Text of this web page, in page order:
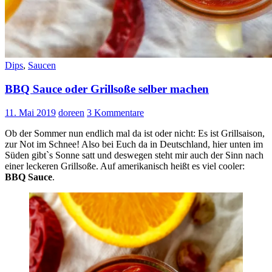
Dips, Saucen
BBQ Sauce oder Grillsoße selber machen
11. Mai 2019 doreen 3 Kommentare
Ob der Sommer nun endlich mal da ist oder nicht: Es ist Grillsaison,
zur Not im Schnee! Also bei Euch da in Deutschland, hier unten im
Süden gibtˋs Sonne satt und deswegen steht mir auch der Sinn nach
einer leckeren Grillsoße. Auf amerikanisch heißt es viel cooler:
BBQ Sauce.